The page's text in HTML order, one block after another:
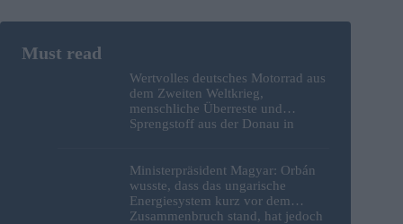
Wertvolles deutsches Motorrad aus
dem Zweiten Weltkrieg,
menschliche Überreste und
Sprengstoff aus der Donau in
Ministerpräsident Magyar: Orbán
wusste, dass das ungarische
Energiesystem kurz vor dem
Zusammenbruch stand, hat jedoch